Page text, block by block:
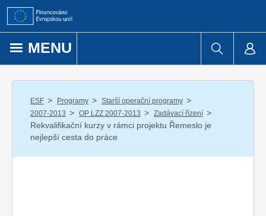
Přejít k obsahu
MENU
ESF / Programy / Starší operační programy /
2007-2013 / OP LZZ 2007-2013 / Zadávací řízení /
Rekvalifikační kurzy v rámci projektu Řemeslo je
nejlepší cesta do práce